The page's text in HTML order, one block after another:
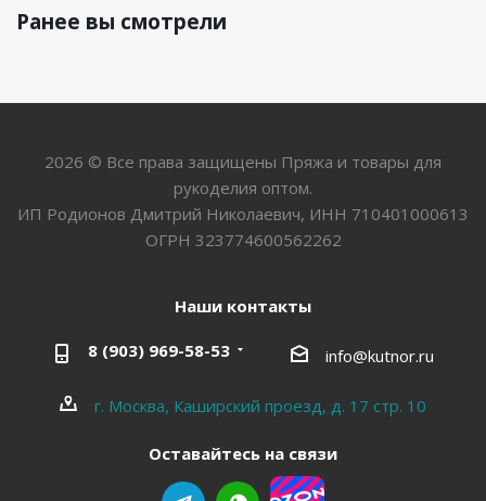
Ранее вы смотрели
2026 © Все права защищены Пряжа и товары для
рукоделия оптом.
ИП Родионов Дмитрий Николаевич, ИНН 710401000613
ОГРН 323774600562262
Наши контакты
8 (903) 969-58-53 info@kutnor.ru
г. Москва, Каширский проезд, д. 17 стр. 10
Оставайтесь на связи